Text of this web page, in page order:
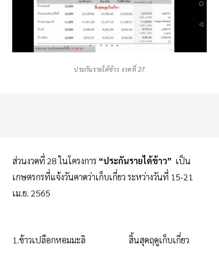
ประกันรายได้ข้าว งวดที่ 27
ส่วนงวดที่ 28 ในโครงการ “ประกันรายได้ข้าว” เป็น
เกษตรกรที่แจ้งวันคาดว่าเก็บเกี่ยว ระหว่างวันที่ 15-21
เม.ย. 2565
1.ข้าวเปลือกหอมมะลิ สิ้นสุดฤดูเก็บเกี่ยว